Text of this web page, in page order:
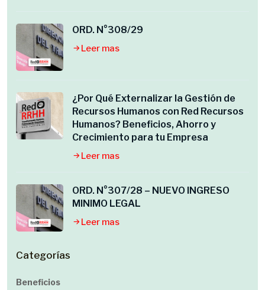
ORD. N°308/29
Leer mas
¿Por Qué Externalizar la Gestión de
Recursos Humanos con Red Recursos
Humanos? Beneficios, Ahorro y
Crecimiento para tu Empresa
Leer mas
ORD. N°307/28 – NUEVO INGRESO
MINIMO LEGAL
Leer mas
Categorías
Beneficios